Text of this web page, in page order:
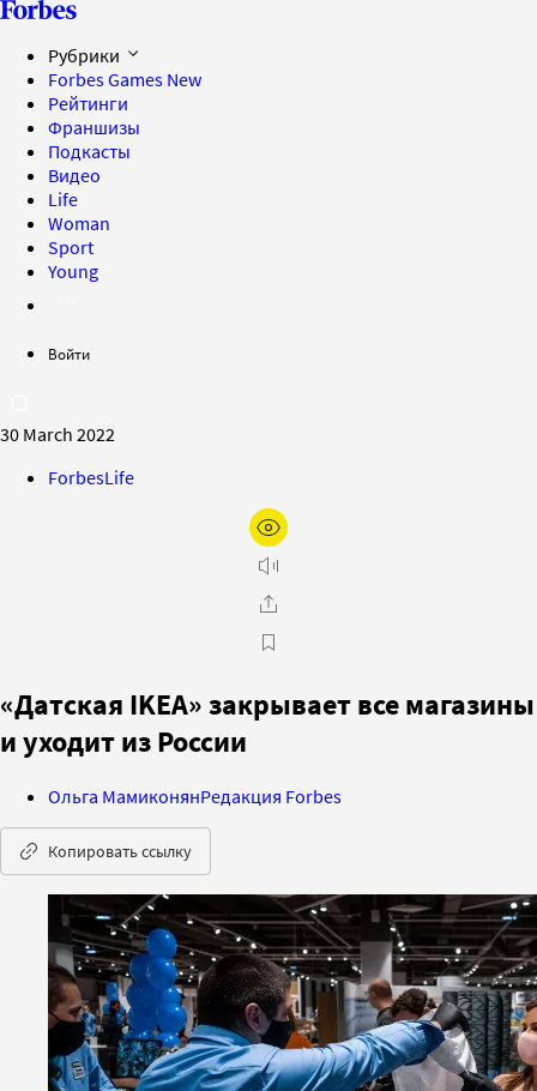
Рубрики
Forbes Games New
Рейтинги
Франшизы
Подкасты
Видео
Life
Woman
Sport
Young
Войти
30 March 2022
ForbesLife
«Датская IKEA» закрывает все магазины
и уходит из России
Ольга МамиконянРедакция Forbes
Копировать ссылку